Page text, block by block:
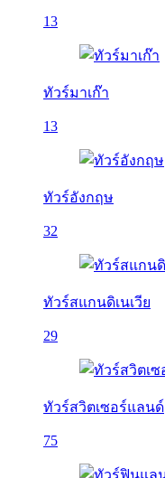
13
ทัวร์มาเก๊า
13
ทัวร์อังกฤษ
32
ทัวร์สแกนดิเนเวีย
29
ทัวร์สวิตเซอร์แลนด์
75